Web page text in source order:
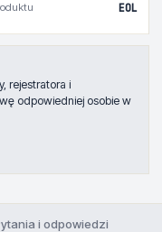
EOL
rejestratora i
odpowiedniej osobie w
i odpowiedzi